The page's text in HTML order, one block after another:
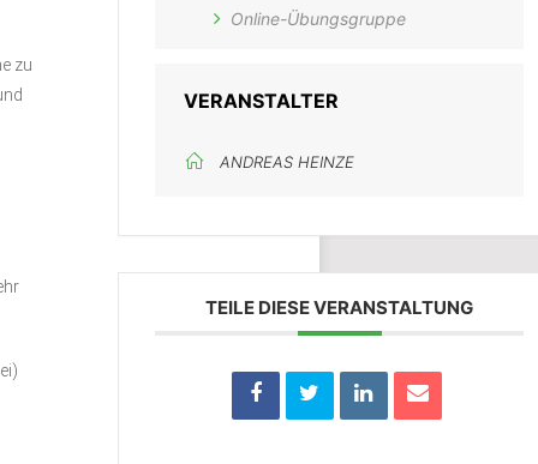
zu
Online-Übungsgruppe
VERANSTALTER
ANDREAS HEINZE
TEILE DIESE VERANSTALTUNG